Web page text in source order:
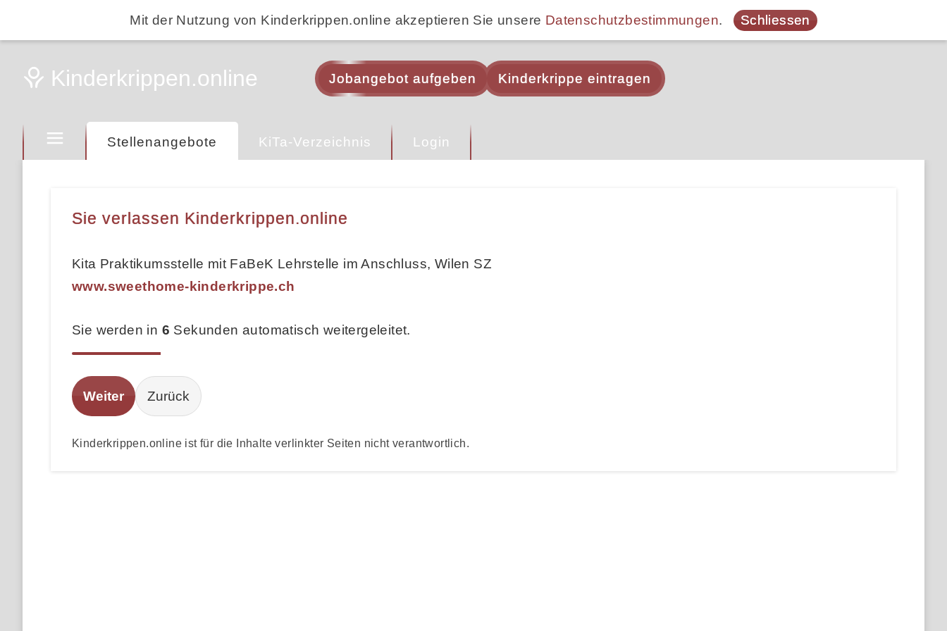
Mit der Nutzung von Kinderkrippen.online akzeptieren Sie unsere Datenschutzbestimmungen. Schliessen
Jobangebot aufgeben Kinderkrippe eintragen
Stellenangebote KiTa-Verzeichnis Login
Sie verlassen Kinderkrippen.online
Kita Praktikumsstelle mit FaBeK Lehrstelle im Anschluss, Wilen SZ
www.sweethome-kinderkrippe.ch
Sie werden in 6 Sekunden automatisch weitergeleitet.
Weiter Zurück
Kinderkrippen.online ist für die Inhalte verlinkter Seiten nicht verantwortlich.